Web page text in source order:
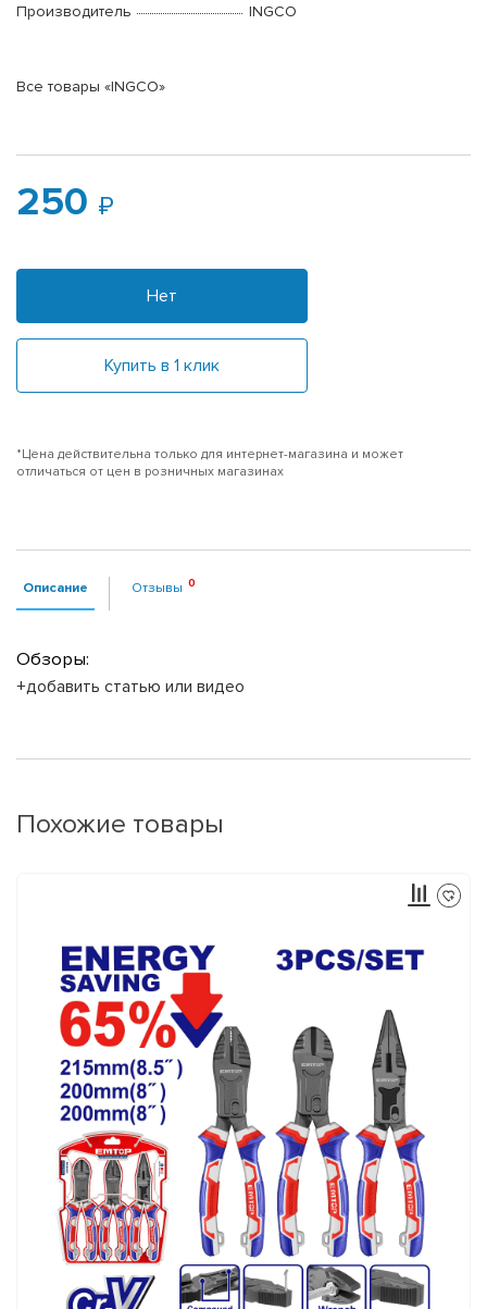
Производитель
INGCO
Все товары «INGCO»
250
Нет
Купить в 1 клик
*Цена действительна только для интернет-магазина и может
отличаться от цен в розничных магазинах
Описание Отзывы
Обзоры:
+добавить статью или видео
Похожие товары